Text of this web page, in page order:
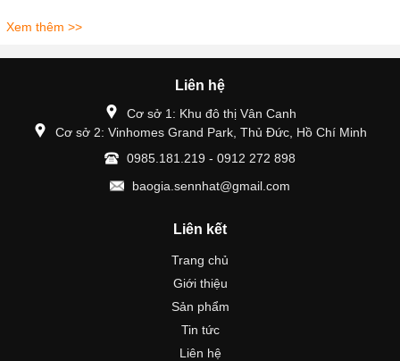
Xem thêm >>
Liên hệ
Cơ sở 1: Khu đô thị Vân Canh
Cơ sở 2: Vinhomes Grand Park, Thủ Đức, Hồ Chí Minh
0985.181.219 - 0912 272 898
baogia.sennhat@gmail.com
Liên kết
Trang chủ
Giới thiệu
Sản phẩm
Tin tức
Liên hệ